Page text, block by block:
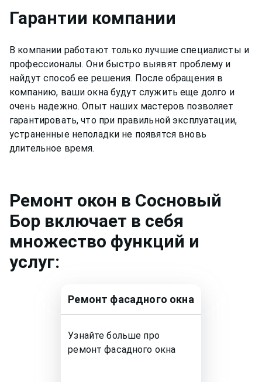
Гарантии компании
В компании работают только лучшие специалисты и
профессионалы. Они быстро выявят проблему и
найдут способ ее решения. После обращения в
компанию, ваши окна будут служить еще долго и
очень надежно. Опыт наших мастеров позволяет
гарантировать, что при правильной эксплуатации,
устраненные неполадки не появятся вновь
длительное время.
Ремонт окон в Сосновый
Бор включает в себя
множество функций и
услуг:
Ремонт фасадного окна
Узнайте больше про
ремонтфасадного окна